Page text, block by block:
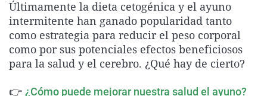
La rosa de los vientos
Gente viajera
Como el perro y el
Caso
Retornados
Equipo de
Operación Viuda
Extremadura
Galicia
La Rioja
Navarra
País Vasco
Virales
Televisión
Elecciones
Últimamente la dieta cetogénica y el ayuno
intermitente han ganado popularidad tanto
como estrategia para reducir el peso corporal
como por sus potenciales efectos beneficiosos
para la salud y el cerebro. ¿Qué hay de cierto?
👉 ¿Cómo puede mejorar nuestra salud el ayuno?